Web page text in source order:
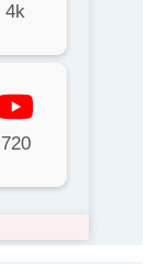
4k
720